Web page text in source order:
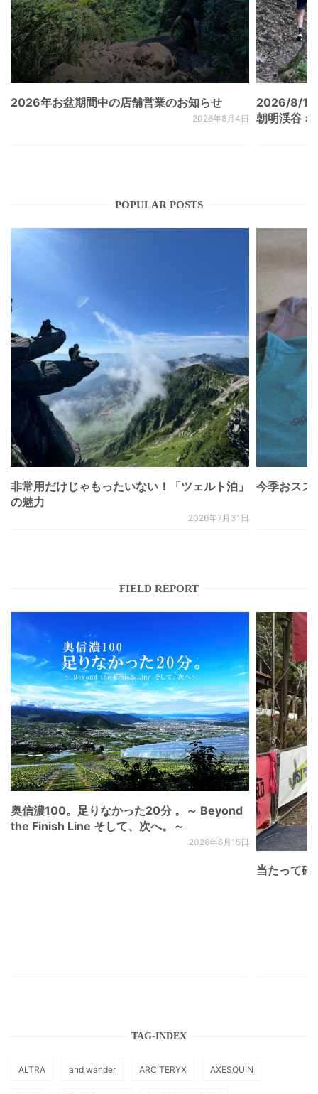
2026年お盆期間中の店舗営業のお知らせ
2026年8月4日
2026/8/
朝明渓谷 ×
POPULAR POSTS
非常用だけじゃもったいない！「ツェルト泊」
の魅力
2026年7月31日
今季おスス
FIELD REPORT
奥信濃100。足りなかった20分 。～ Beyond
the Finish Line そして、次へ。～
2026年6月15日
当たって砕
TAG-INDEX
ALTRA and wander ARC'TERYX AXESQUIN